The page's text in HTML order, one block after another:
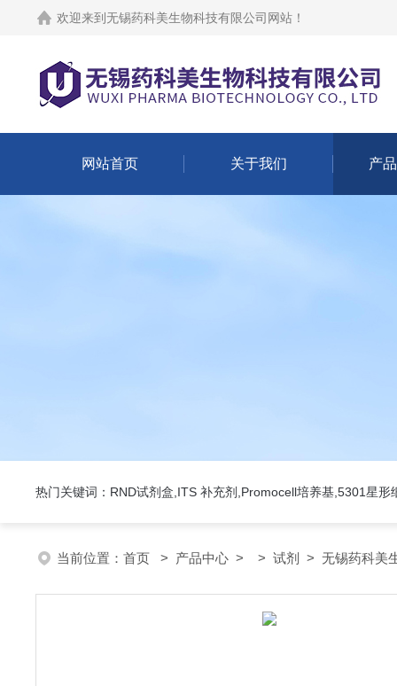
欢迎来到 无锡药科美生物科技有限公司网站 ！
网站首页 关于我们 产
热门关键词：RND试剂盒,ITS 补充剂,Promocell培养基,5301星形
当前位置： 首页 > 产品中心 > > 试剂 > 无锡药科美